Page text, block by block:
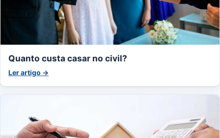
Quanto custa casar no civil?
Ler artigo →